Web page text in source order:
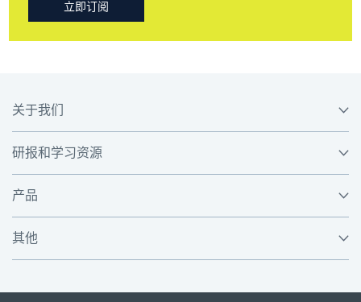
立即订阅
关于我们
研报和学习资源
产品
其他